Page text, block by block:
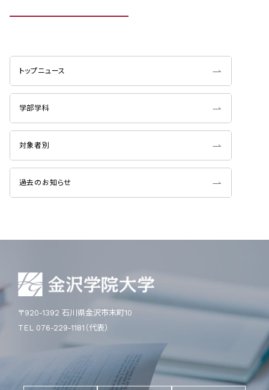
トップニュース
学部学科
対象者別
過去のお知らせ
〒920-1392 石川県金沢市末町10
TEL 076-229-1181（代表）